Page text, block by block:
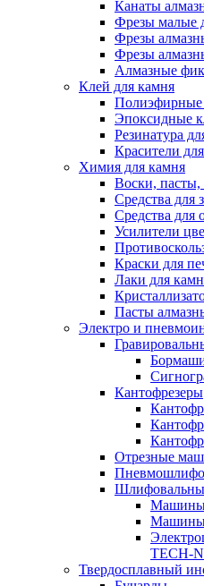
Канаты
Фрезы малые
Фрезы
Фрезы
Алмазные
Клей для камня
Полиэфирные
Эпоксидные
Резинатура
Красители
Химия для камня
Воски,
Средства для
Средства для
Усилители
Краски для
Лаки для
Пасты
Электро и
Кантофрезеры
Отрезные
TECH-
Твердосплавный